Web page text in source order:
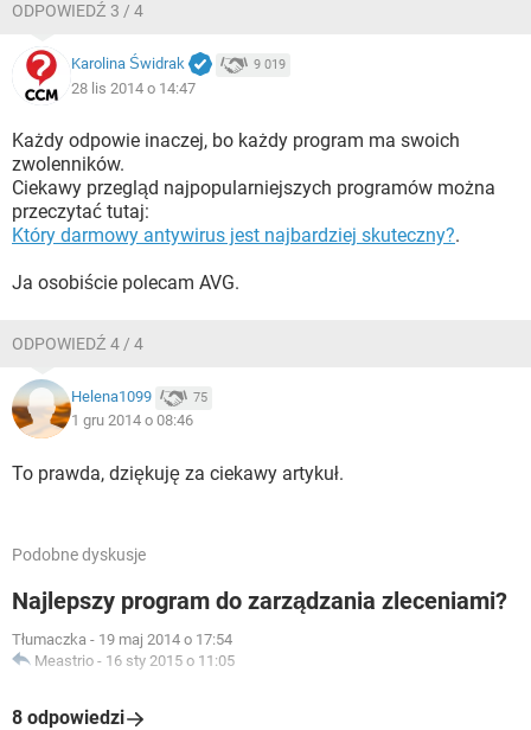
ODPOWIEDŹ 3 / 4
Karolina Świdrak 9 019
28 lis 2014 o 14:47
Każdy odpowie inaczej, bo każdy program ma swoich
zwolenników.
Ciekawy przegląd najpopularniejszych programów można
przeczytać tutaj:
Który darmowy antywirus jest najbardziej skuteczny?.
Ja osobiście polecam AVG.
ODPOWIEDŹ 4 / 4
Helena1099 75
1 gru 2014 o 08:46
To prawda, dziękuję za ciekawy artykuł.
Podobne dyskusje
Najlepszy program do zarządzania zleceniami?
Tłumaczka - 19 maj 2014 o 17:54
Meastrio - 16 sty 2015 o 11:05
8 odpowiedzi